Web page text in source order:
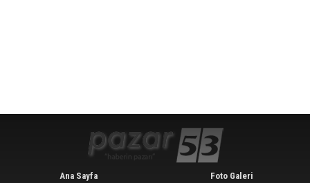
Ana Sayfa
Foto Galeri